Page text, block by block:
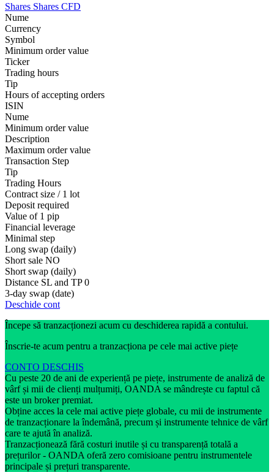
Shares Shares CFD
Nume
Currency
Symbol
Minimum order value
Ticker
Trading hours
Tip
Hours of accepting orders
ISIN
Nume
Minimum order value
Description
Maximum order value
Transaction Step
Tip
Trading Hours
Contract size / 1 lot
Deposit required
Value of 1 pip
Financial leverage
Minimal step
Long swap (daily)
Short sale NO
Short swap (daily)
Distance SL and TP 0
3-day swap (date)
Deschide cont
Începe să tranzacționezi acum cu deschiderea rapidă a contului.
Înscrie-te acum pentru a tranzacționa pe cele mai active piețe
CONTO DESCHIS
Cu peste 20 de ani de experiență pe piețe, instrumente de analiză de
vârf și mii de clienți mulțumiți, OANDA se mândrește cu faptul că
este un broker premiat.
Obține acces la cele mai active piețe globale, cu mii de instrumente
de tranzacționare la îndemână, precum și instrumente tehnice de vârf
care te ajută în analiză.
Tranzacționează fără costuri inutile și cu transparență totală a
prețurilor - OANDA oferă zero comisioane pentru instrumentele
principale și prețuri transparente.